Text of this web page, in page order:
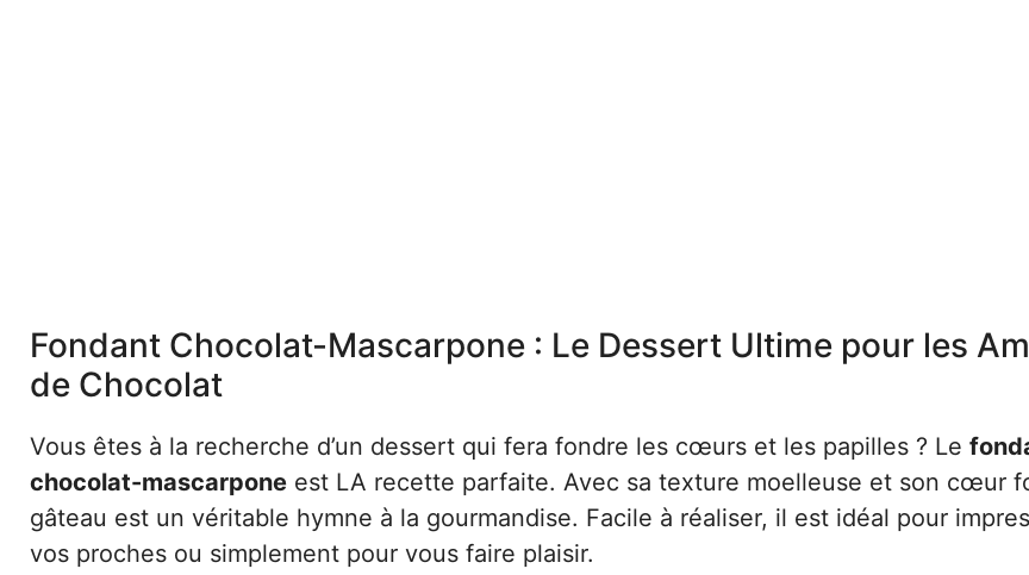
Fondant Chocolat-Mascarpone : Le Dessert Ultime pour les
de Chocolat
Vous êtes à la recherche d’un dessert qui fera fondre les cœurs et les papilles ? Le
chocolat-mascarpone est LA recette parfaite. Avec sa texture moelleuse et son cœur
gâteau est un véritable hymne à la gourmandise. Facile à réaliser, il est idéal pour
vos proches ou simplement pour vous faire plaisir.